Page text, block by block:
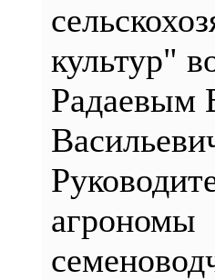
культур"
Радаевым
агрономы